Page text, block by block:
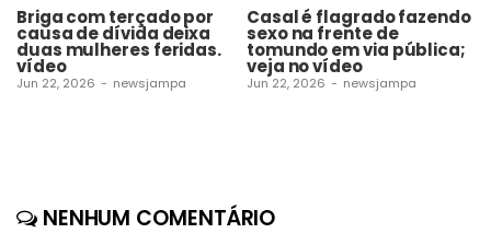
Briga com terçado por
causa de dívida deixa
duas mulheres feridas.
vídeo
Jun 22, 2026 - newsjampa
Casal é flagrado fazendo
sexo na frente de
tomundo em via pública;
veja no vídeo
Jun 22, 2026 - newsjampa
NENHUM COMENTÁRIO